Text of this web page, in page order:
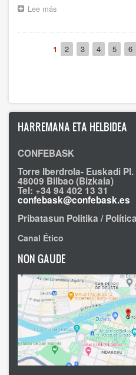
Lee más
de
Coyuntura
en
2025
avances
y
descarbonización,
y
señala
retos
agua
biodiversidad
Paginación
Página
actual
1 Página
2 Página
3 Página
4 Página
5 6
HARREMANA ETA HELBIDEA
CONFEBASK
Torre Iberdrola- Euskadi Pl.
48009 Bilbao (Bizkaia)
Tel: +34 94 402 13 31
confebask@confebask.es
Pribatasun Politika /
Canal Ético
NON GAUDE